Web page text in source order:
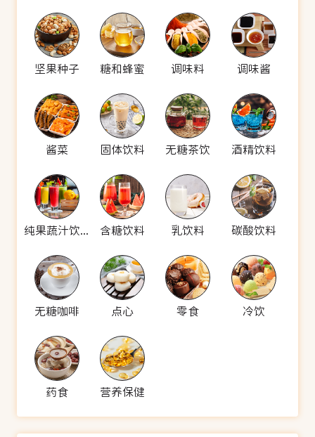
坚果种子 糖和蜂蜜 调味料 调味酱
酱菜 固体饮料 无糖茶饮 酒精饮料
纯果蔬汁饮料 含糖饮料 乳饮料 碳酸饮料
无糖咖啡 点心 零食 冷饮
药食 营养保健